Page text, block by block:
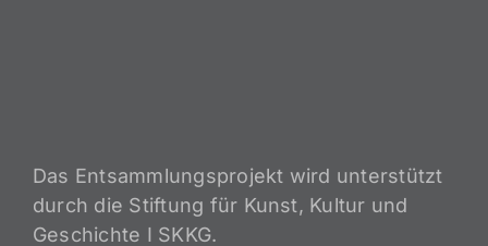
Das Entsammlungsprojekt wird unterstützt
durch die Stiftung für Kunst, Kultur und
Geschichte I SKKG.